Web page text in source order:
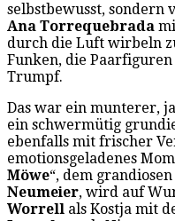
selbstbewusst, sondern
Ana Torrequebrada
durch die Luft wirbeln
Funken, die
Trumpf.
Das war ein munterer,
ein schwermütig
ebenfalls mit frischer
emotionsgeladenes
Möwe“, dem grandiosen
Neumeier, wird auf
Worrell als Kostja mit